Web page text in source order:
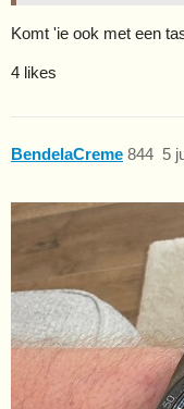
Komt 'ie ook met een
4 likes
BendelaCreme 5
844